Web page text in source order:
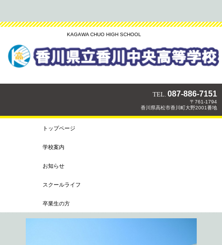
KAGAWA CHUO HIGH SCHOOL
TEL. 087-886-7151
〒761-1794
香川県高松市香川町大野2001番地
トップページ
トップページ
学校案内
校長より
教育目標・スクールポリシー
コース制
教育課程
進路状況
生徒心得
お知らせ
行事予定
学校評価
その他
スクールライフ
部活動
学校行事
スクールライフ
卒業生の方
教育実習
各種証明書